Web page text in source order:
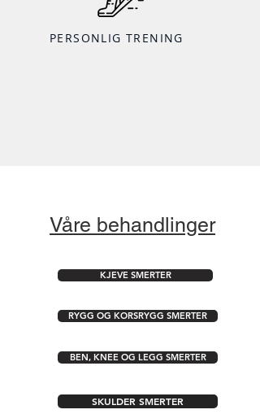
PERSONLIG TRENING
Våre behandlinger
KJEVE SMERTER
RYGG OG KORSRYGG SMERTER
BEN, KNEE OG LEGG SMERTER
SKULDER SMERTER